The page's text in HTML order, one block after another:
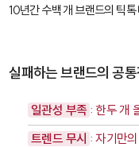
10년간 수백 개 브랜드의 틱
실패하는 브랜드의 공통
일관성 부족 : 한두 개
트렌드 무시 : 자기만